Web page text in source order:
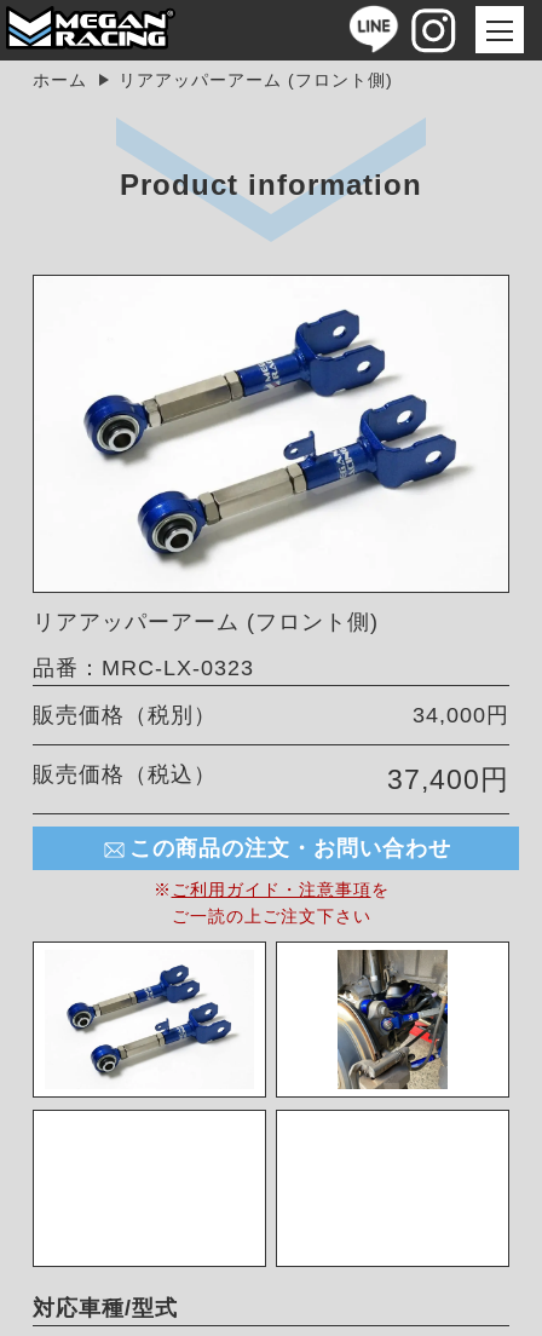
ホーム リアアッパーアーム (フロント側)
Product information
リアアッパーアーム (フロント側)
品番：MRC-LX-0323
販売価格（税別）
34,000円
販売価格（税込） 37,400円
この商品の注文・お問い合わせ
※ ご利用ガイド・注意事項を
ご一読の上ご注文下さい
対応車種/型式